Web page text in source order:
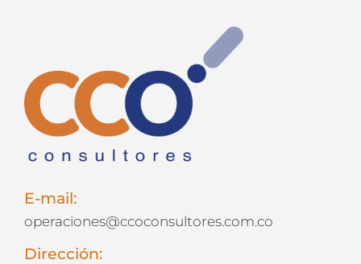
E-mail:
operaciones@ccoconsultores.com.co
Dirección: